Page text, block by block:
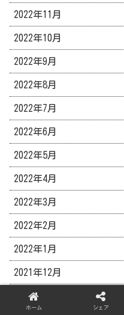
2022年11月
2022年10月
2022年9月
2022年8月
2022年7月
2022年6月
2022年5月
2022年4月
2022年3月
2022年2月
2022年1月
2021年12月
2021年11月
ホーム シェア